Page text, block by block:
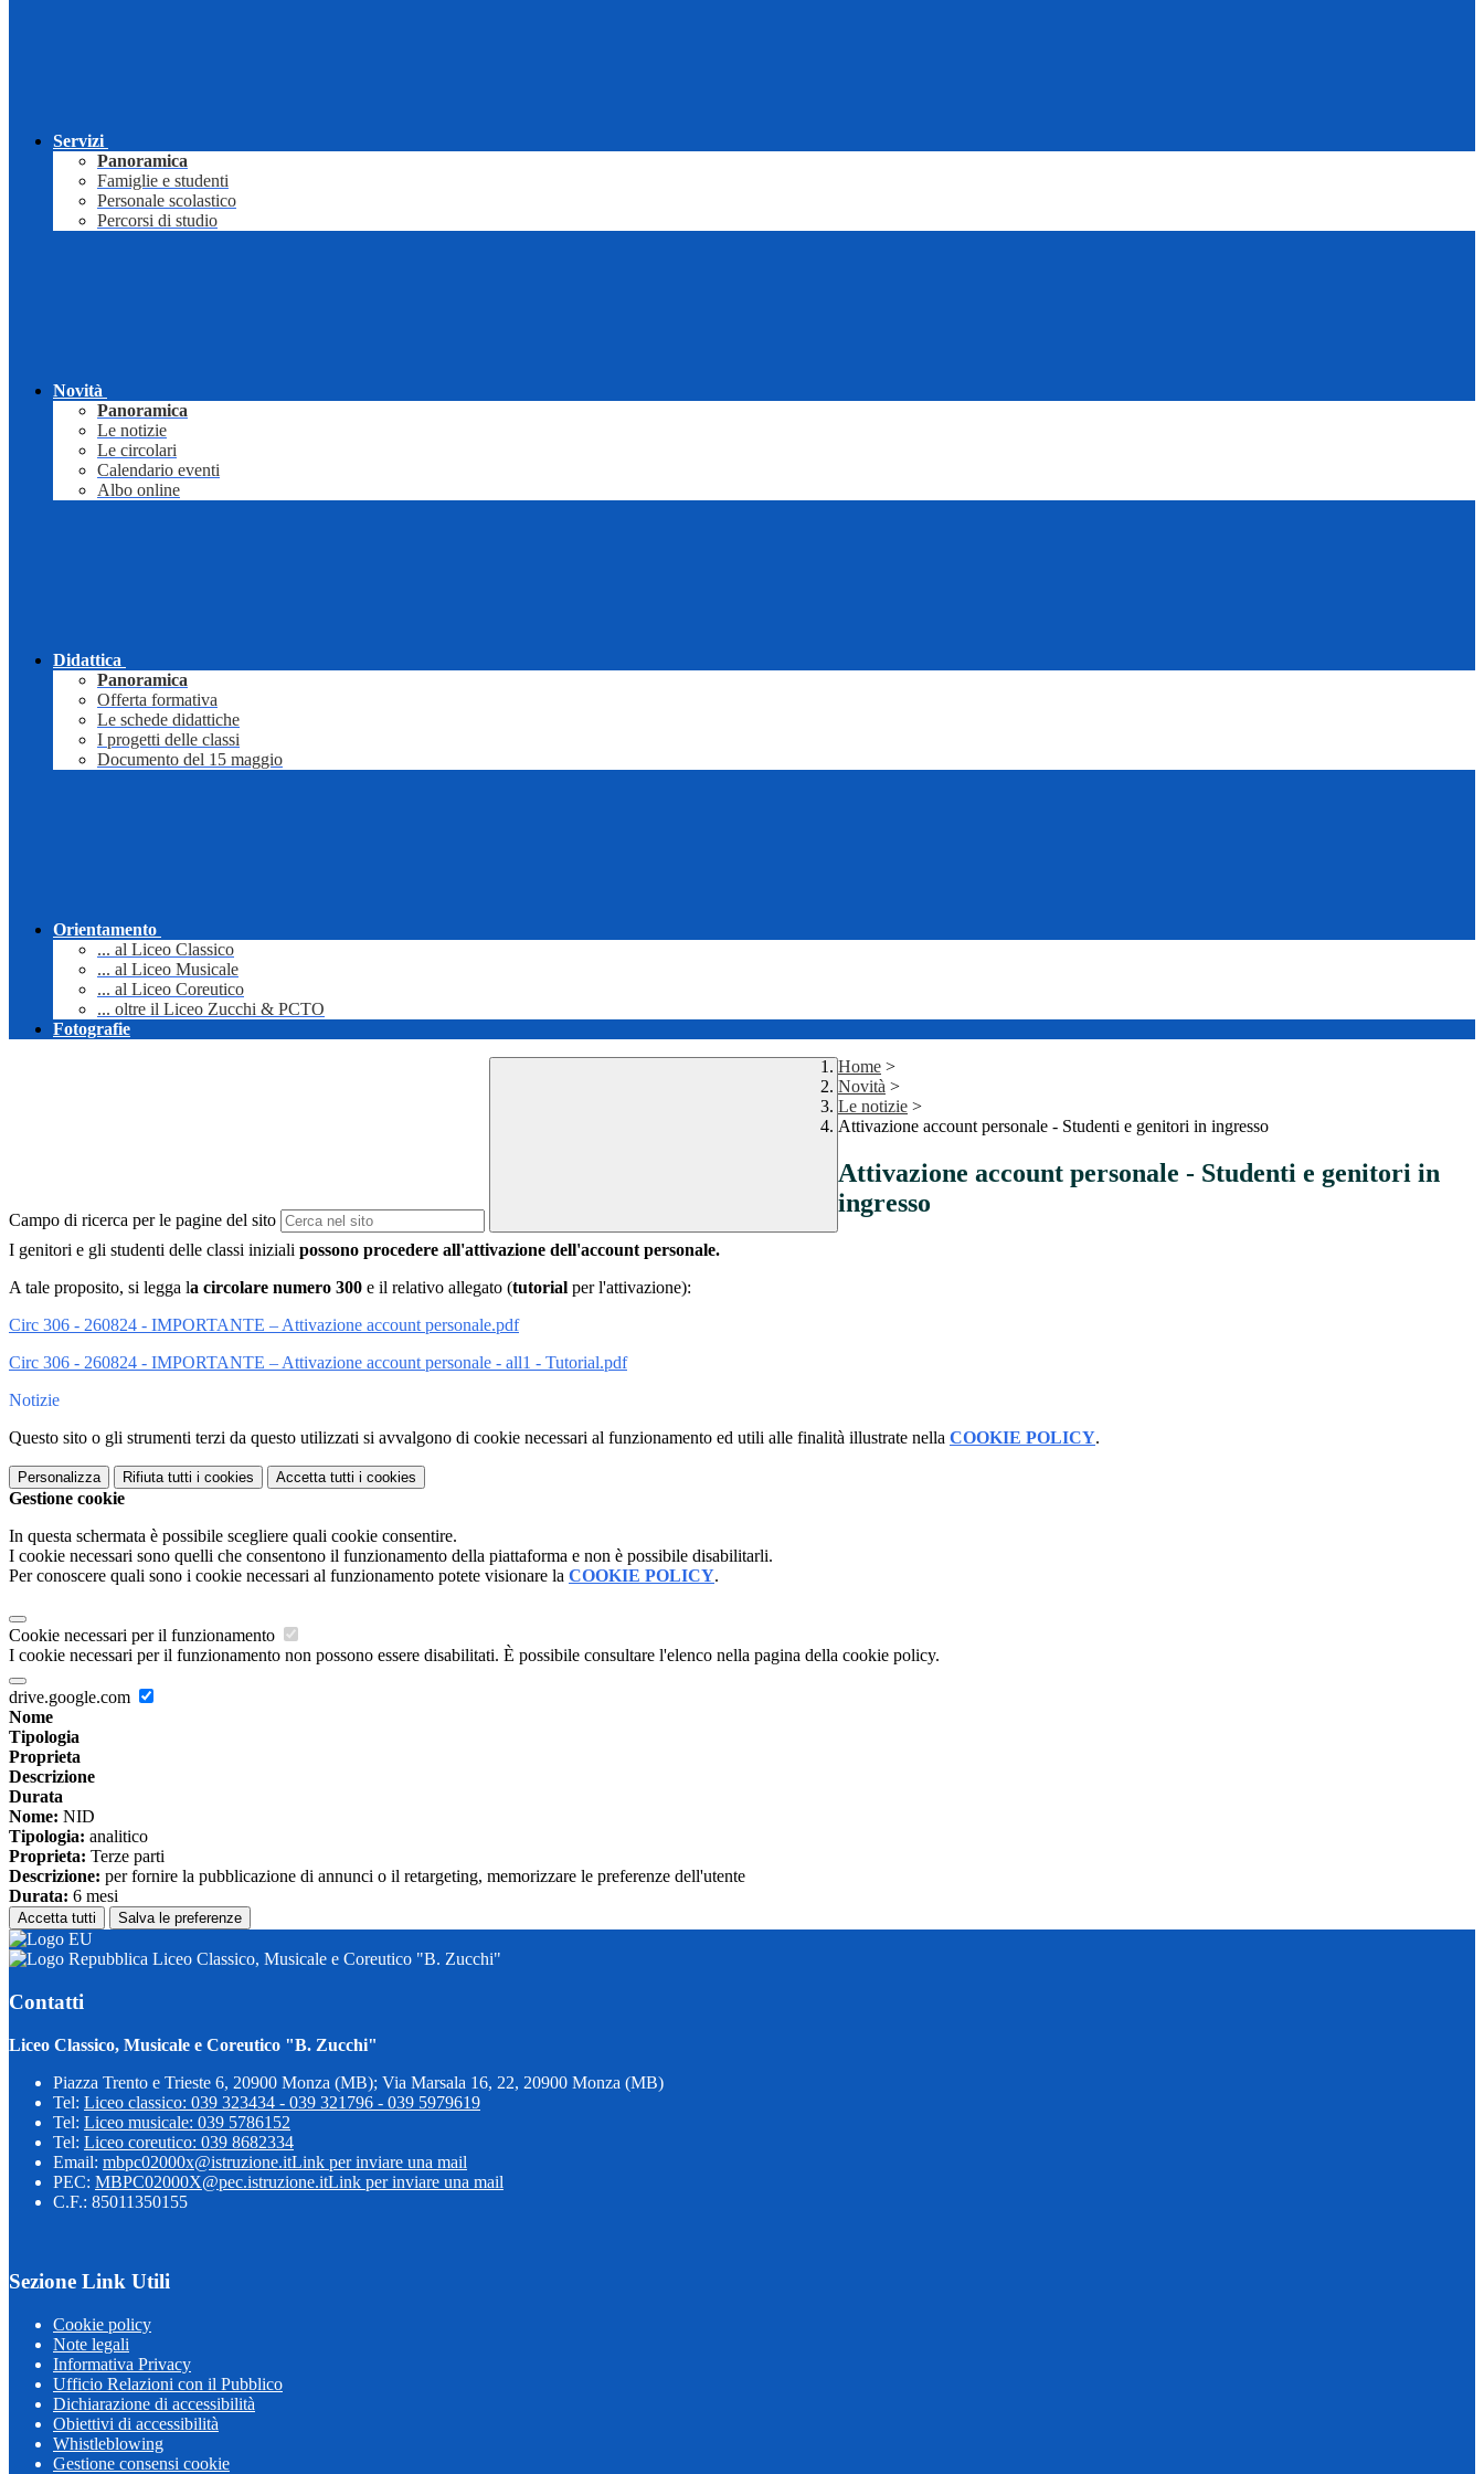
Servizi
Panoramica
Famiglie e studenti
Personale scolastico
Percorsi di studio
Novità
Panoramica
Le notizie
Le circolari
Calendario eventi
Albo online
Didattica
Panoramica
Offerta formativa
Le schede didattiche
I progetti delle classi
Documento del 15 maggio
Orientamento
... al Liceo Classico
... al Liceo Musicale
... al Liceo Coreutico
... oltre il Liceo Zucchi & PCTO
Fotografie
Campo di ricerca per le pagine del sito
Home >
Novità >
Le notizie >
Attivazione account personale - Studenti e genitori in ingresso
Attivazione account personale - Studenti e genitori in
ingresso
I genitori e gli studenti delle classi iniziali possono procedere all'attivazione dell'account personale.
A tale proposito, si legga la circolare numero 300 e il relativo allegato (tutorial per l'attivazione):
Circ 306 - 260824 - IMPORTANTE – Attivazione account personale.pdf
Circ 306 - 260824 - IMPORTANTE – Attivazione account personale - all1 - Tutorial.pdf
Notizie
Questo sito o gli strumenti terzi da questo utilizzati si avvalgono di cookie necessari al funzionamento ed utili alle finalità illustrate nella COOKIE POLICY.
Personalizza Rifiuta tutti i cookies Accetta tutti i cookies
Gestione cookie
In questa schermata è possibile scegliere quali cookie consentire.
I cookie necessari sono quelli che consentono il funzionamento della piattaforma e non è possibile disabilitarli.
Per conoscere quali sono i cookie necessari al funzionamento potete visionare la COOKIE POLICY.
Cookie necessari per il funzionamento
I cookie necessari per il funzionamento non possono essere disabilitati. È possibile consultare l'elenco nella pagina della cookie policy.
drive.google.com
Nome
Tipologia
Proprieta
Descrizione
Durata
Nome: NID
Tipologia: analitico
Proprieta: Terze parti
Descrizione: per fornire la pubblicazione di annunci o il retargeting, memorizzare le preferenze dell'utente
Durata: 6 mesi
Accetta tutti Salva le preferenze
Liceo Classico, Musicale e Coreutico "B. Zucchi"
Contatti
Liceo Classico, Musicale e Coreutico "B. Zucchi"
Piazza Trento e Trieste 6, 20900 Monza (MB); Via Marsala 16, 22, 20900 Monza (MB)
Tel: Liceo classico: 039 323434 - 039 321796 - 039 5979619
Tel: Liceo musicale: 039 5786152
Tel: Liceo coreutico: 039 8682334
Email: mbpc02000x@istruzione.itLink per inviare una mail
PEC: MBPC02000X@pec.istruzione.itLink per inviare una mail
C.F.: 85011350155
Sezione Link Utili
Cookie policy
Note legali
Informativa Privacy
Ufficio Relazioni con il Pubblico
Dichiarazione di accessibilità
Obiettivi di accessibilità
Whistleblowing
Gestione consensi cookie